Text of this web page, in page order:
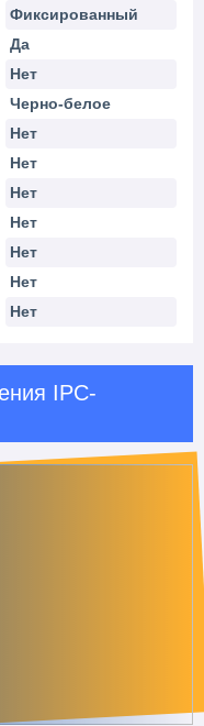
Фиксированный
Да
Нет
Черно-белое
Нет
Нет
Нет
Нет
Нет
Нет
Нет
IPC-